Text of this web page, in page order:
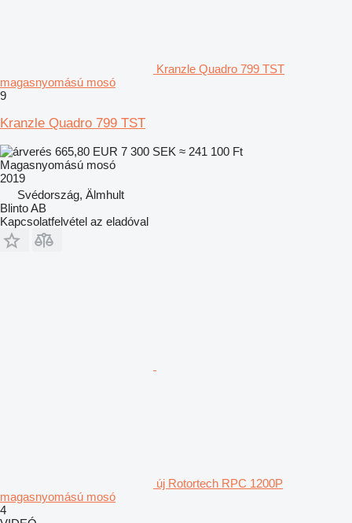
Kranzle Quadro 799 TST
magasnyomású mosó
9
Kranzle Quadro 799 TST
665,80 EUR 7 300 SEK ≈ 241 100 Ft
Magasnyomású mosó
2019
Svédország, Älmhult
Blinto AB
Kapcsolatfelvétel az eladóval
új Rotortech RPC 1200P
magasnyomású mosó
4